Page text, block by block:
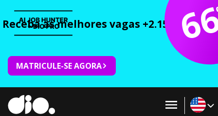
Receba as melhores vagas +2.150 cursos
MATRICULE-SE AGORA